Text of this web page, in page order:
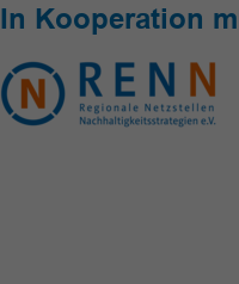
In Kooperation